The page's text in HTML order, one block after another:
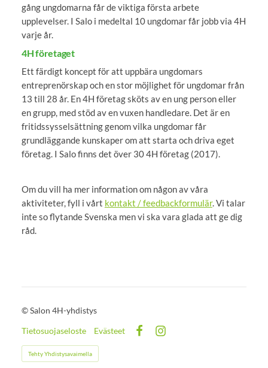
gång ungdomarna får de viktiga första arbete
upplevelser. I Salo i medeltal 10 ungdomar får jobb via 4H
varje år.
4H företaget
Ett färdigt koncept för att uppbära ungdomars
entreprenörskap och en stor möjlighet för ungdomar från
13 till 28 år. En 4H företag sköts av en ung person eller
en grupp, med stöd av en vuxen handledare. Det är en
fritidssysselsättning genom vilka ungdomar får
grundläggande kunskaper om att starta och driva eget
företag. I Salo finns det över 30 4H företag (2017).
Om du vill ha mer information om någon av våra
aktiviteter, fyll i vårt kontakt / feedbackformulär. Vi talar
inte so flytande Svenska men vi ska vara glada att ge dig
råd.
©Salon 4H-yhdistys
Tietosuojaseloste
Evästeet
Tehty Yhdistysavaimella